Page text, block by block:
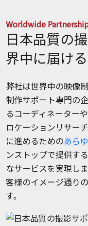
Worldwide
日本品質の
界中に届ける
弊社は世界中の映像
制作サポート専門の
るコーディネーター
ロケーションリサー
に進めるためのあら
ンストップで提供す
なサービスを実現し
客様のイメージ通り
す。